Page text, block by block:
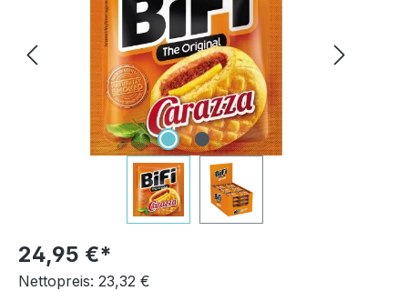
24,95 €
Nettopreis: 23,32 €